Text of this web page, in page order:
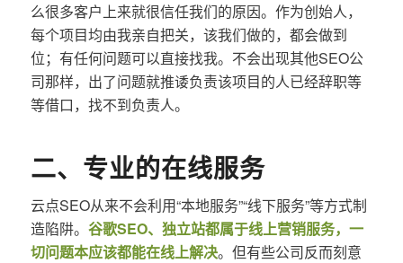
么很多客户上来就很信任我们的原因。作为创始人，
每个项目均由我亲自把关，该我们做的，都会做到
位；有任何问题可以直接找我。不会出现其他SEO公
司那样，出了问题就推诿负责该项目的人已经辞职等
等借口，找不到负责人。
二、专业的在线服务
云点SEO从来不会利用“本地服务”“线下服务”等方式制
造陷阱。 谷歌SEO、独立站都属于线上营销服务，一
切问题本应该都能在线上解决。但有些公司反而刻意